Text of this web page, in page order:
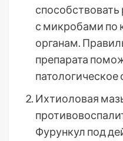
с микробами по
органам.
препарата
патологическое
Ихтиоловая
Фурункул под